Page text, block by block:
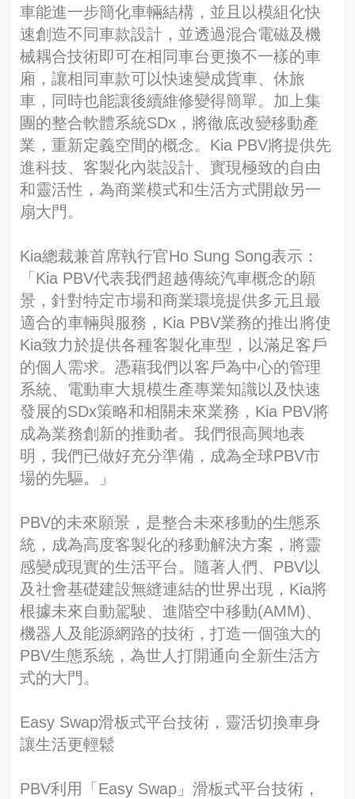
車能進一步簡化車輛結構，並且以模組化快
速創造不同車款設計，並透過混合電磁及機
械耦合技術即可在相同車台更換不一樣的車
廂，讓相同車款可以快速變成貨車、休旅
車，同時也能讓後續維修變得簡單。加上集
團的整合軟體系統SDx，將徹底改變移動產
業，重新定義空間的概念。Kia PBV將提供先
進科技、客製化內裝設計、實現極致的自由
和靈活性，為商業模式和生活方式開啟另一
扇大門。
Kia總裁兼首席執行官Ho Sung Song表示：
「Kia PBV代表我們超越傳統汽車概念的願
景，針對特定市場和商業環境提供多元且最
適合的車輛與服務，Kia PBV業務的推出將使
Kia致力於提供各種客製化車型，以滿足客戶
的個人需求。憑藉我們以客戶為中心的管理
系統、電動車大規模生產專業知識以及快速
發展的SDx策略和相關未來業務，Kia PBV將
成為業務創新的推動者。我們很高興地表
明，我們已做好充分準備，成為全球PBV市
場的先驅。」
PBV的未來願景，是整合未來移動的生態系
統，成為高度客製化的移動解決方案，將靈
感變成現實的生活平台。隨著人們、PBV以
及社會基礎建設無縫連結的世界出現，Kia將
根據未來自動駕駛、進階空中移動(AMM)、
機器人及能源網路的技術，打造一個強大的
PBV生態系統，為世人打開通向全新生活方
式的大門。
Easy Swap滑板式平台技術，靈活切換車身
讓生活更輕鬆
PBV利用「Easy Swap」滑板式平台技術，